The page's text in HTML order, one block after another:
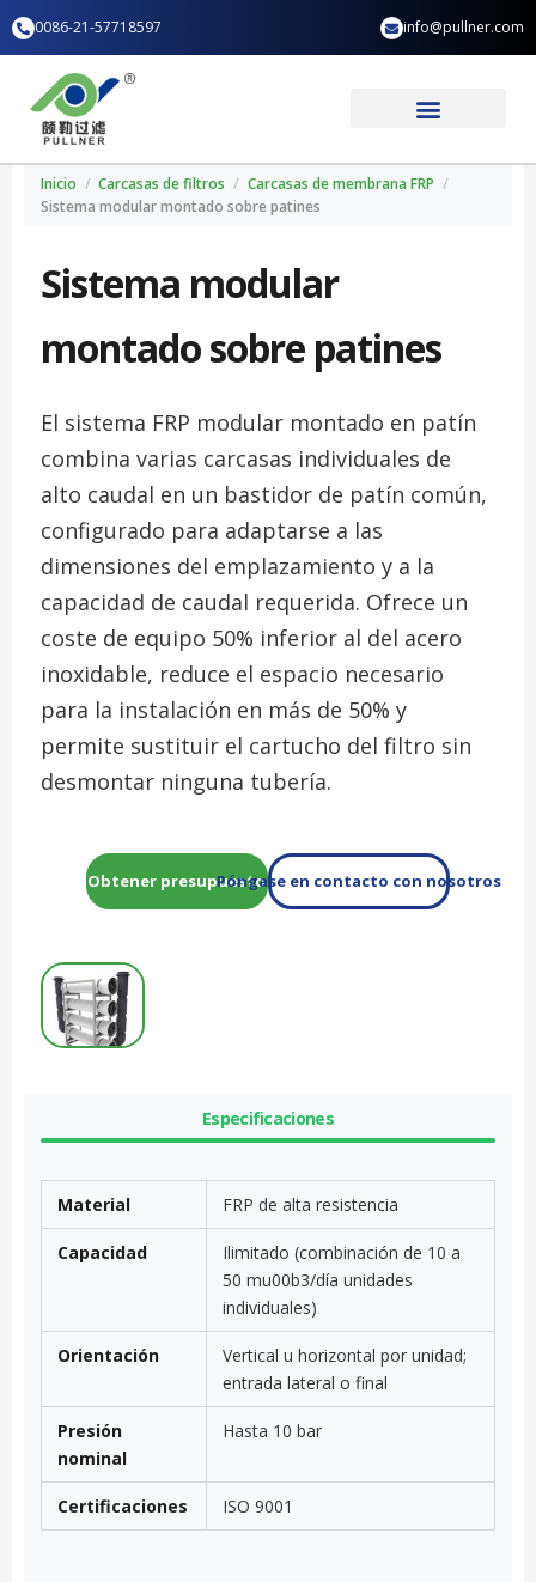
contenido
0086-21-57718597 info@pullner.com
Inicio / Carcasas de filtros / Carcasas de membrana FRP /
Sistema modular montado sobre patines
Sistema modular
montado sobre patines
El sistema FRP modular montado en patín
combina varias carcasas individuales de
alto caudal en un bastidor de patín común,
configurado para adaptarse a las
dimensiones del emplazamiento y a la
capacidad de caudal requerida. Ofrece un
coste de equipo 50% inferior al del acero
inoxidable, reduce el espacio necesario
para la instalación en más de 50% y
permite sustituir el cartucho del filtro sin
desmontar ninguna tubería.
Obtener presupuestoPóngase en contacto con nosotros
Especificaciones
Material FRP de alta resistencia
Capacidad
Ilimitado (combinación de 10 a
50 mu00b3/día unidades
individuales)
Orientación
Vertical u horizontal por unidad;
entrada lateral o final
Presión
nominal
Hasta 10 bar
Certificaciones ISO 9001